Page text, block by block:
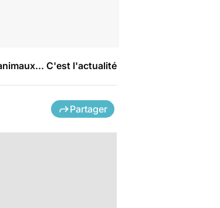
C'est l'actualité
Partager